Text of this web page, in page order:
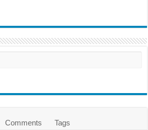
Comments Tags